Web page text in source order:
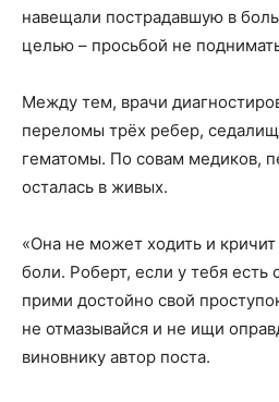
навещали пострадавшую в
целью – просьбой не
Между тем, врачи
переломы трёх ребер,
гематомы. По совам медиков,
осталась в живых.
«Она не может ходить и
боли. Роберт, если у тебя есть
прими достойно свой
не отмазывайся и не ищи
виновнику автор поста.